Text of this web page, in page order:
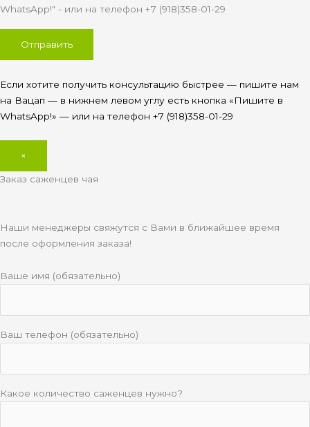
WhatsApp!" - или на телефон +7 (918)358-01-29
Если хотите получить консультацию быстрее — пишите нам
на Вацап — в нижнем левом углу есть кнопка «Пишите в
WhatsApp!» — или на телефон +7 (918)358-01-29
×
Заказ саженцев чая
Наши менеджеры свяжутся с Вами в ближайшее время
после оформления заказа!
Ваше имя (обязательно)
Ваш телефон (обязательно)
Какое количество саженцев нужно?